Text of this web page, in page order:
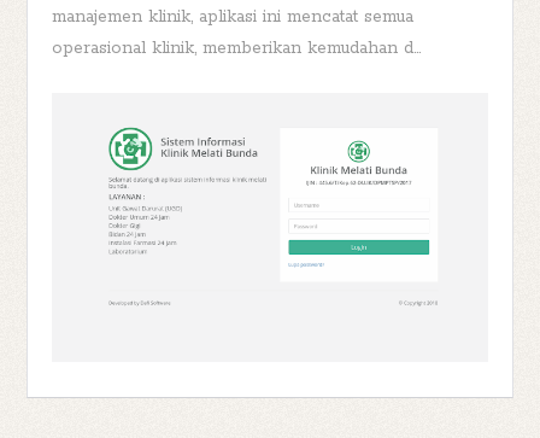
manajemen klinik, aplikasi ini mencatat semua
operasional klinik, memberikan kemudahan d...